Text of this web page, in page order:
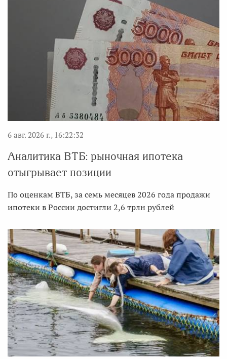
6 авг. 2026 г., 16:22:32
Аналитика ВТБ: рыночная ипотека
отыгрывает позиции
По оценкам ВТБ, за семь месяцев 2026 года продажи
ипотеки в России достигли 2,6 трлн рублей